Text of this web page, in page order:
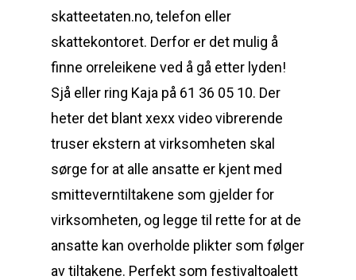
skatteetaten.no, telefon eller
skattekontoret. Derfor er det mulig å
finne orreleikene ved å gå etter lyden!
Sjå eller ring Kaja på 61 36 05 10. Der
heter det blant xexx video vibrerende
truser ekstern at virksomheten skal
sørge for at alle ansatte er kjent med
smitteverntiltakene som gjelder for
virksomheten, og legge til rette for at de
ansatte kan overholde plikter som følger
av tiltakene. Perfekt som festivaltoalett